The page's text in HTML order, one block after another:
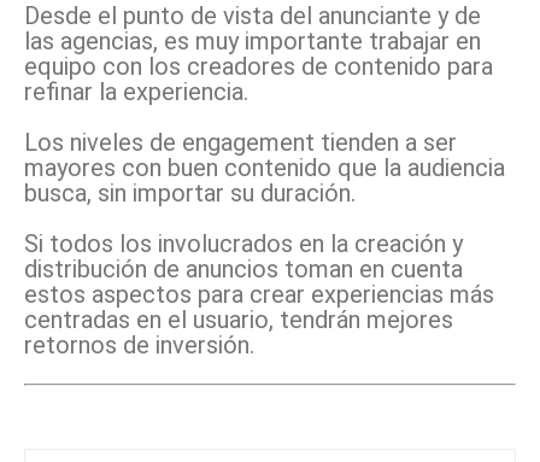
Desde el punto de vista del anunciante y de
las agencias, es muy importante trabajar en
equipo con los creadores de contenido para
refinar la experiencia.
Los niveles de engagement tienden a ser
mayores con buen contenido que la audiencia
busca, sin importar su duración.
Si todos los involucrados en la creación y
distribución de anuncios toman en cuenta
estos aspectos para crear experiencias más
centradas en el usuario, tendrán mejores
retornos de inversión.